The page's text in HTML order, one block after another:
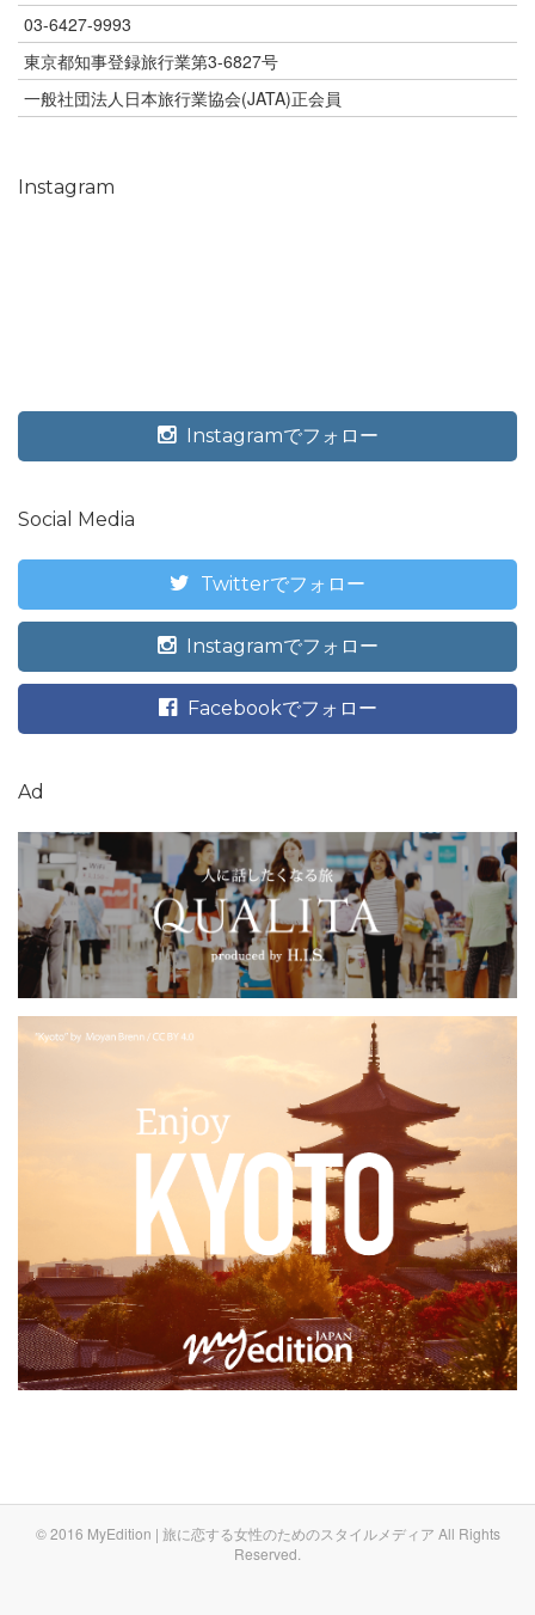
03-6427-9993
東京都知事登録旅行業第3-6827号
一般社団法人日本旅行業協会(JATA)正会員
Instagram
Instagramでフォロー
Social Media
Twitterでフォロー
Instagramでフォロー
Facebookでフォロー
Ad
© 2016 MyEdition | 旅に恋する女性のためのスタイルメディア All Rights
Reserved.